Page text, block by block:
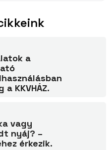
a
KKVHÁZ.
vagy
nyáj? –
érkezik.